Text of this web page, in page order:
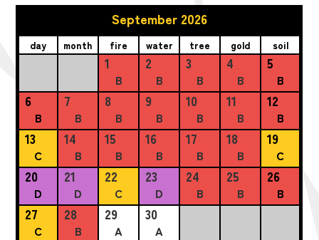
September 2026
day month fire water tree gold soil
1
B
2
B
3
B
4
B
5
B
6
B
7
B
8
B
9
B
10
B
11
B
12
B
13
C
14
B
15
B
16
B
17
B
18
B
19
C
20
D
21
D
22
C
23
D
24
B
25
B
26
B
27
C
28
B
29
A
30
A